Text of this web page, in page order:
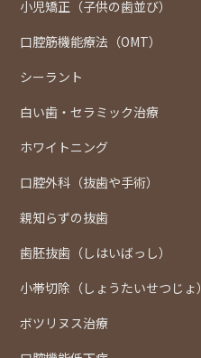
小児矯正（子供の歯並び）
口腔筋機能療法（OMT）
シーラント
白い歯・セラミック治療
ホワイトニング
口腔外科（抜歯や手術）
親知らずの抜歯
歯胚抜歯（しはいばっし）
小帯切除（しょうたいせつじょ）
ボツリヌス治療